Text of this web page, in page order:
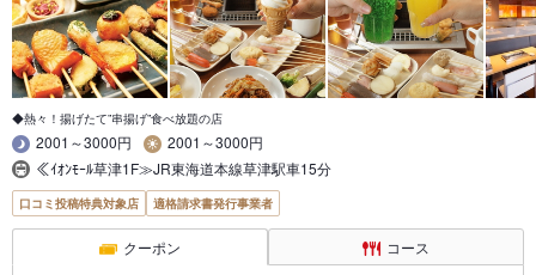
◆熱々！揚げたて”串揚げ”食べ放題の店
2001～3000円
2001～3000円
≪ｲｵﾝﾓｰﾙ草津1F≫JR東海道本線草津駅車15分
口コミ投稿特典対象店 適格請求書発行事業者
クーポン コース